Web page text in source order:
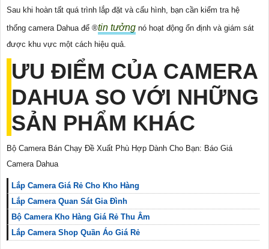
Sau khi hoàn tất quá trình lắp đặt và cấu hình, bạn cần kiểm tra hệ
thống camera Dahua để ®️tin tưởng nó hoạt động ổn định và giám sát
được khu vực một cách hiệu quả.
ƯU ĐIỂM CỦA CAMERA
DAHUA SO VỚI NHỮNG
SẢN PHẨM KHÁC
Bộ Camera Bán Chạy Đề Xuất Phù Hợp Dành Cho Bạn: Báo Giá
Camera Dahua
Lắp Camera Giá Rẻ Cho Kho Hàng
Lắp Camera Quan Sát Gia Đình
Bộ Camera Kho Hàng Giá Rẻ Thu Âm
Lắp Camera Shop Quần Áo Giá Rẻ